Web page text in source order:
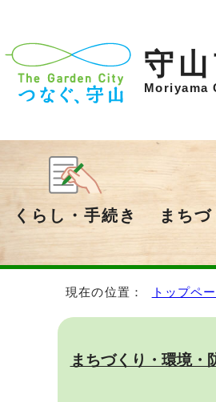
守
Moriyama
くらし・手続き
まち
現在の位置： トップペ
まちづくり・環境・